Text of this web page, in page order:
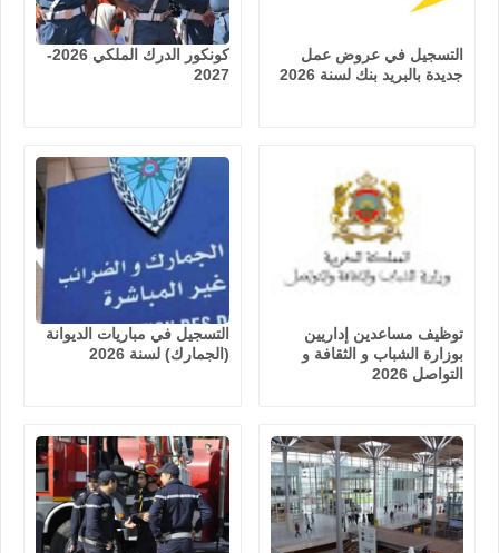
التسجيل في عروض عمل
جديدة بالبريد بنك لسنة 2026
كونكور الدرك الملكي 2026-
2027
توظيف مساعدين إداريين
بوزارة الشباب و الثقافة و
التواصل 2026
التسجيل في مباريات الديوانة
(الجمارك) لسنة 2026